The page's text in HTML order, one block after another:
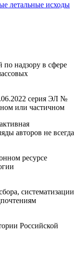
летальные исходы
по надзору в сфере
серия ЭЛ №
или частичном
авторов не всегда
ресурсе
систематизации
Российской